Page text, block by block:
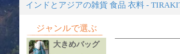
インドとアジアの雑貨 食品 衣料 -
ジャンルで選ぶ
大きめバッグ